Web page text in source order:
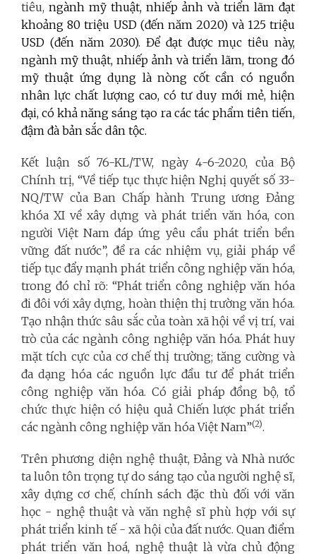
tiêu, ngành mỹ thuật, nhiếp ảnh và triển lãm đạt
khoảng 80 triệu USD (đến năm 2020) và 125 triệu
USD (đến năm 2030). Để đạt được mục tiêu này,
ngành mỹ thuật, nhiếp ảnh và triển lãm, trong đó
mỹ thuật ứng dụng là nòng cốt cần có nguồn
nhân lực chất lượng cao, có tư duy mới mẻ, hiện
đại, có khả năng sáng tạo ra các tác phẩm tiên tiến,
đậm đà bản sắc dân tộc.
Kết luận số 76-KL/TW, ngày 4-6-2020, của Bộ
Chính trị, “Về tiếp tục thực hiện Nghị quyết số 33-
NQ/TW của Ban Chấp hành Trung ương Đảng
khóa XI về xây dựng và phát triển văn hóa, con
người Việt Nam đáp ứng yêu cầu phát triển bền
vững đất nước”, đề ra các nhiệm vụ, giải pháp về
tiếp tục đẩy mạnh phát triển công nghiệp văn hóa,
trong đó chỉ rõ: “Phát triển công nghiệp văn hóa
đi đôi với xây dựng, hoàn thiện thị trường văn hóa.
Tạo nhận thức sâu sắc của toàn xã hội về vị trí, vai
trò của các ngành công nghiệp văn hóa. Phát huy
mặt tích cực của cơ chế thị trường; tăng cường và
đa dạng hóa các nguồn lực đầu tư để phát triển
công nghiệp văn hóa. Có giải pháp đồng bộ, tổ
chức thực hiện có hiệu quả Chiến lược phát triển
các ngành công nghiệp văn hóa Việt Nam”(2).
Trên phương diện nghệ thuật, Đảng và Nhà nước
ta luôn tôn trọng tự do sáng tạo của người nghệ sĩ,
xây dựng cơ chế, chính sách đặc thù đối với văn
học - nghệ thuật và văn nghệ sĩ phù hợp với sự
phát triển kinh tế - xã hội của đất nước. Quan điểm
phát triển văn hoá, nghệ thuật là vừa chủ động